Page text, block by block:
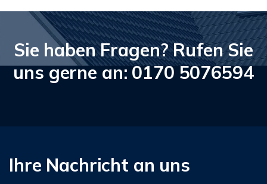
Sie haben Fragen? Rufen Sie
uns gerne an: 0170 5076594
Ihre Nachricht an uns